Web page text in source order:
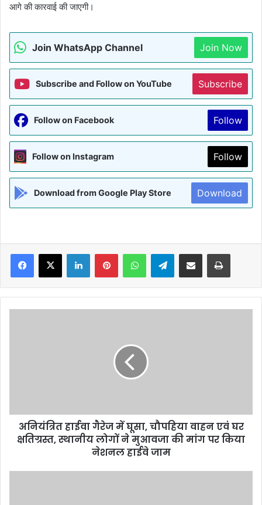
आगे की कारवाई की जाएगी।
Join WhatsApp Channel Join Now
Subscribe and Follow on YouTube Subscribe
Follow on Facebook Follow
Follow on Instagram Follow
Download from Google Play Store Download
Facebook
X LinkedInPinterestWhatsAppTelegramShare via Email Print
घर
क्षतिग्रस्त,
स्थानीय
अनियंत्रित हाईवा गैरेज में घूसा, चौपहिया वाहन एवं घर
क्षतिग्रस्त, स्थानीय लोगों ने मुआवजा की मांग पर किया
नेशनल हाईवे जाम